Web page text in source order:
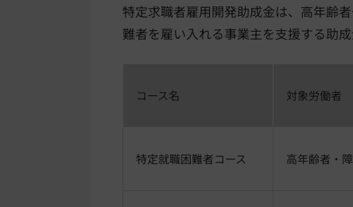
特定求職者雇用開発助成金は、高年齢
難者を雇い入れる事業主を支援する助成
コース名 対象労働者
特定就職困難者コース 高年齢者・